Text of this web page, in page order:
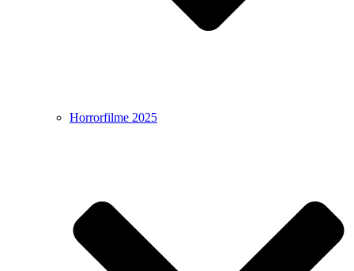
Horrorfilme 2025